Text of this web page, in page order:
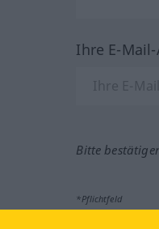
Ihre E-
Bitte
*Pflichtfeld